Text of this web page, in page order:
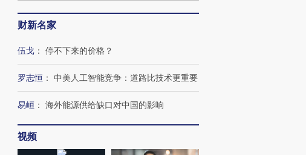
财新名家
伍戈 ： 停不下来的价格？
罗志恒 ： 中美人工智能竞争：道路比技术更重要
易峘 ： 海外能源供给缺口对中国的影响
视频